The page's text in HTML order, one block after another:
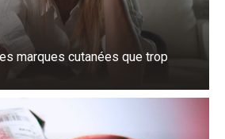
marques cutanées que trop